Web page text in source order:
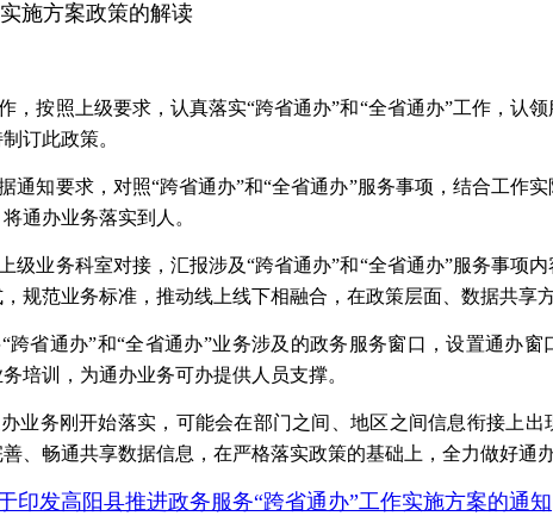
实施方案政策的解读
，按照上级要求，认真落实“跨省通办”和“全省通办”工作，认
订此政策。
通知要求，对照“跨省通办”和“全省通办”服务事项，结合工作
通办业务落实到人。
级业务科室对接，汇报涉及“跨省通办”和“全省通办”服务事项
规范业务标准，推动线上线下相融合，在政策层面、数据共享
“跨省通办”和“全省通办”业务涉及的政务服务窗口，设置通办窗
培训，为通办业务可办提供人员支撑。
业务刚开始落实，可能会在部门之间、地区之间信息衔接上出
、畅通共享数据信息，在严格落实政策的基础上，全力做好通
印发高阳县推进政务服务“跨省通办”工作实施方案的通知